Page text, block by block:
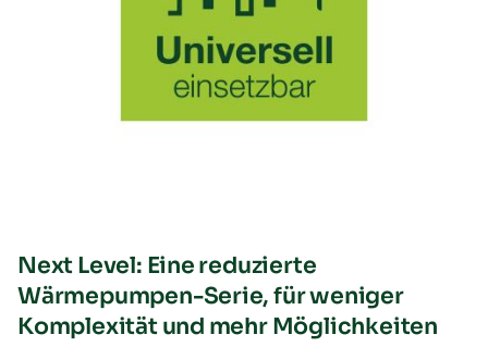
Next Level: Eine reduzierte
Wärmepumpen-Serie, für weniger
Komplexität und mehr Möglichkeiten